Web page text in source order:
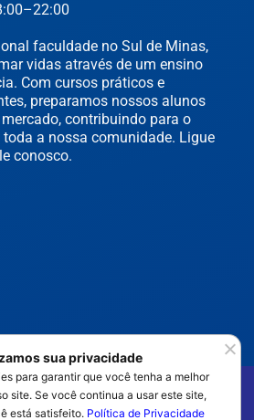
faculdade no Sul de Minas,
vidas através de um ensino
Com cursos práticos e
preparamos nossos alunos
contribuindo para o
a nossa comunidade. Ligue
conosco.
- Todos os Direitos Reservados
de Privacidade
sua privacidade
para garantir que você tenha a melhor
site. Se você continua a usar este site,
está satisfeito. Política de Privacidade